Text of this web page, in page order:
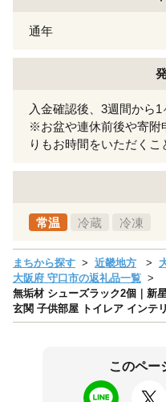
通年
入金確認後、3週間から
※お盆や連休前後や寄附
りもお時間をいただくこ
常温 冷蔵 冷凍
まちから探す 近畿地方
大阪府 守口市の返礼品一覧
無垢材 シューズラック2個｜新
玄関 子供部屋 トイレア インテ
このペー